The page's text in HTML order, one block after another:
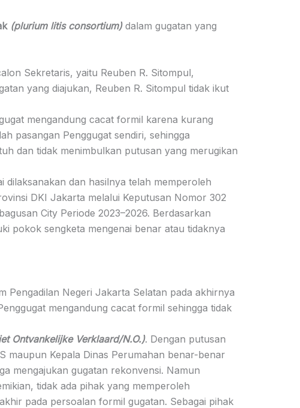
(plurium litis consortium)dalam gugatan yang
Sekretaris, yaitu Reuben R. Sitompul,
yang diajukan, Reuben R. Sitompul tidak ikut
mengandung cacat formil karena kurang
pasangan Penggugat sendiri, sehingga
dan tidak menimbulkan putusan yang merugikan
dan hasilnya telah memperoleh
DKI Jakarta melalui Keputusan Nomor 302
City Periode 2023–2026. Berdasarkan
pokok sengketa mengenai benar atau tidaknya
Pengadilan Negeri Jakarta Selatan pada akhirnya
mengandung cacat formil sehingga tidak
Ontvankelijke Verklaard/N.O.). Dengan putusan
maupun Kepala Dinas Perumahan benar-benar
mengajukan gugatan rekonvensi. Namun
tidak ada pihak yang memperoleh
pada persoalan formil gugatan. Sebagai pihak